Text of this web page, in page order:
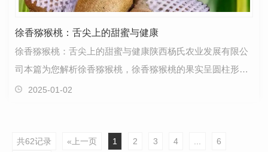
徐香猕猴桃：舌尖上的甜蜜与健康
徐香猕猴桃：舌尖上的甜蜜与健康陕西杨氏农业发展有限公
司本篇为您解析徐香猕猴桃，徐香猕猴桃的果实呈圆柱形，
果型整齐，单果重量一般在90-110克之间，.大可达13…
2025-01-02
共62记录 «上一页 1 2 3 4 6